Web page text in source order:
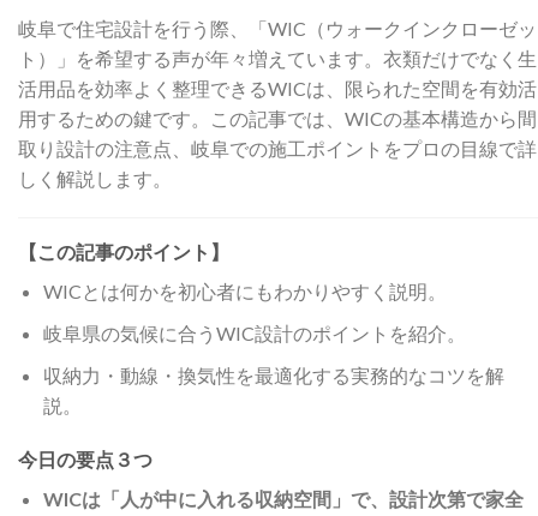
岐阜で住宅設計を行う際、「WIC（ウォークインクローゼッ
ト）」を希望する声が年々増えています。衣類だけでなく生
活用品を効率よく整理できるWICは、限られた空間を有効活
用するための鍵です。この記事では、WICの基本構造から間
取り設計の注意点、岐阜での施工ポイントをプロの目線で詳
しく解説します。
【この記事のポイント】
WICとは何かを初心者にもわかりやすく説明。
岐阜県の気候に合うWIC設計のポイントを紹介。
収納力・動線・換気性を最適化する実務的なコツを解
説。
今日の要点３つ
WICは「人が中に入れる収納空間」で、設計次第で家全